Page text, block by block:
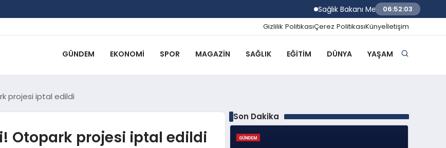
Sağlık Bakanı Memişoğlu Rize Şehir
06:52:04
Gizlilik PolitikasıÇerez PolitikasıKünyeİletişim
GÜNDEM EKONOMI SPOR MAGAZIN SAĞLIK EĞITIM DÜNYA YAŞAM
projesi iptal edildi
Otopark projesi iptal edildi
Son Dakika